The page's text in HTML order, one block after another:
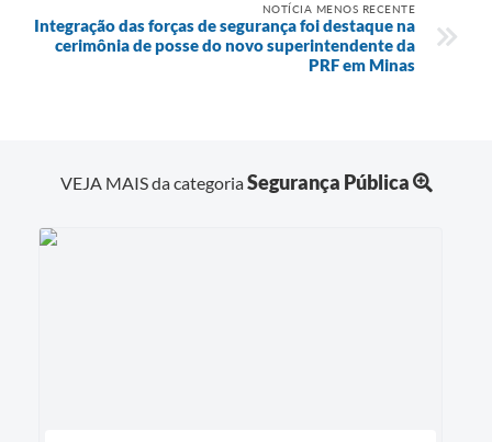
NOTÍCIA MENOS RECENTE
Integração das forças de segurança foi destaque na
cerimônia de posse do novo superintendente da
PRF em Minas
VEJA MAIS da categoriaSegurança Pública